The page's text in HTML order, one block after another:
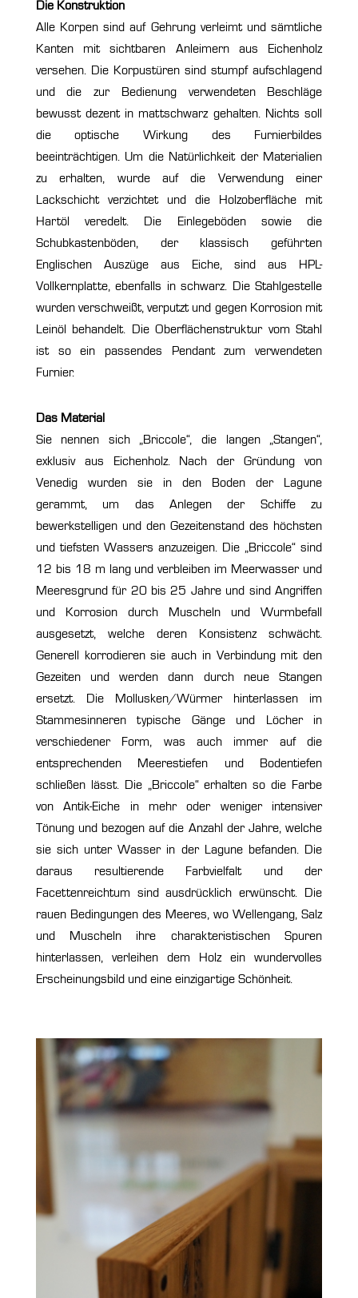
Die Konstruktion
Alle Korpen sind auf Gehrung verleimt und sämtliche
Kanten mit sichtbaren Anleimern aus Eichenholz
versehen. Die Korpustüren sind stumpf aufschlagend
und die zur Bedienung verwendeten Beschläge
bewusst dezent in mattschwarz gehalten. Nichts soll
die optische Wirkung des Furnierbildes
beeinträchtigen. Um die Natürlichkeit der Materialien
zu erhalten, wurde auf die Verwendung einer
Lackschicht verzichtet und die Holzoberfläche mit
Hartöl veredelt. Die Einlegeböden sowie die
Schubkastenböden, der klassisch geführten
Englischen Auszüge aus Eiche, sind aus HPL-
Vollkernplatte, ebenfalls in schwarz. Die Stahlgestelle
wurden verschweißt, verputzt und gegen Korrosion mit
Leinöl behandelt. Die Oberflächenstruktur vom Stahl
ist so ein passendes Pendant zum verwendeten
Furnier.
Das Material
Sie nennen sich „Briccole“, die langen „Stangen“,
exklusiv aus Eichenholz. Nach der Gründung von
Venedig wurden sie in den Boden der Lagune
gerammt, um das Anlegen der Schiffe zu
bewerkstelligen und den Gezeitenstand des höchsten
und tiefsten Wassers anzuzeigen. Die „Briccole“ sind
12 bis 18 m lang und verbleiben im Meerwasser und
Meeresgrund für 20 bis 25 Jahre und sind Angriffen
und Korrosion durch Muscheln und Wurmbefall
ausgesetzt, welche deren Konsistenz schwächt.
Generell korrodieren sie auch in Verbindung mit den
Gezeiten und werden dann durch neue Stangen
ersetzt. Die Mollusken/Würmer hinterlassen im
Stammesinneren typische Gänge und Löcher in
verschiedener Form, was auch immer auf die
entsprechenden Meerestiefen und Bodentiefen
schließen lässt. Die „Briccole“ erhalten so die Farbe
von Antik-Eiche in mehr oder weniger intensiver
Tönung und bezogen auf die Anzahl der Jahre, welche
sie sich unter Wasser in der Lagune befanden. Die
daraus resultierende Farbvielfalt und der
Facettenreichtum sind ausdrücklich erwünscht. Die
rauen Bedingungen des Meeres, wo Wellengang, Salz
und Muscheln ihre charakteristischen Spuren
hinterlassen, verleihen dem Holz ein wundervolles
Erscheinungsbild und eine einzigartige Schönheit.